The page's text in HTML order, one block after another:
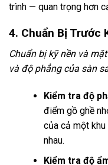
trình — quan trọng hơn
4. Chuẩn Bị Trước
Chuẩn bị kỹ nền và
và độ phẳng của sàn
Kiểm tra độ
điểm gồ ghề
của cả một
nhau.
Kiểm tra độ